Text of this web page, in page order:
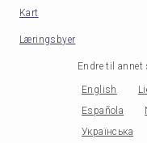
Kart
Læringsbyer
Endre til annet
English
Española
Українська